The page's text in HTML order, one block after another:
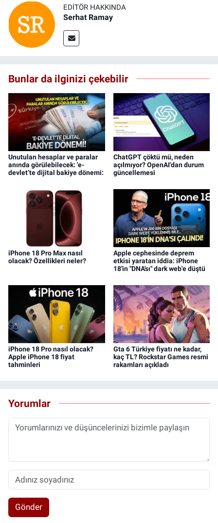
EDITÖR HAKKINDA
Serhat Ramay
Bunlar da ilginizi çekebilir
Unutulan hesaplar ve paralar
anında görülebilecek: 'e-
devlet’te dijital bakiye dönemi:
ChatGPT çöktü mü, neden
açılmıyor? OpenAI'dan durum
güncellemesi
iPhone 18 Pro Max nasıl
olacak? Özellikleri neler?
Apple cephesinde deprem
etkisi yaratan iddia: iPhone
18'in "DNA'sı" dark web'e düştü
iPhone 18 Pro nasıl olacak?
Apple iPhone 18 fiyat
tahminleri
Gta 6 Türkiye fiyatı ne kadar,
kaç TL? Rockstar Games resmi
rakamları açıkladı
Yorumlar
Gönder